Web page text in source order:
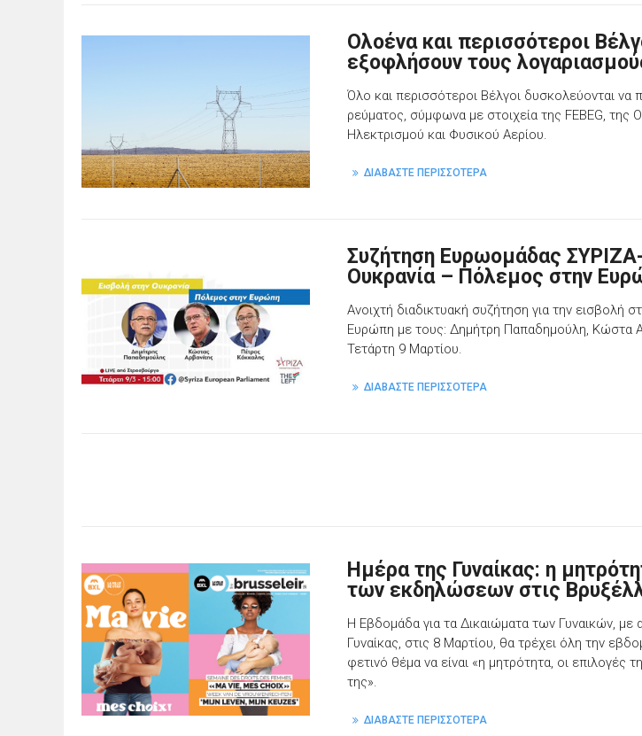
Ολοένα και περισσότεροι
εξοφλήσουν τους
Όλο και περισσότεροι Βέλγοι δυσκολεύονται
ρεύματος, σύμφωνα με στοιχεία της FEBEG, της
Ηλεκτρισμού και Φυσικού Αερίου.
ΔΙΑΒΑΣΤΕ ΠΕΡΙΣΣΟΤΕΡΑ
Συζήτηση Ευρωομάδας
Ουκρανία – Πόλεμος στην
Ανοιχτή διαδικτυακή συζήτηση για την εισβολή
Ευρώπη με τους: Δημήτρη Παπαδημούλη, Κώστα
Τετάρτη 9 Μαρτίου.
ΔΙΑΒΑΣΤΕ ΠΕΡΙΣΣΟΤΕΡΑ
Ημέρα της Γυναίκας: η
των εκδηλώσεων στις
Η Εβδομάδα για τα Δικαιώματα των Γυναικών,
Γυναίκας, στις 8 Μαρτίου, θα τρέχει όλη την
φετινό θέμα να είναι «η μητρότητα, οι επιλογές
της».
ΔΙΑΒΑΣΤΕ ΠΕΡΙΣΣΟΤΕΡΑ